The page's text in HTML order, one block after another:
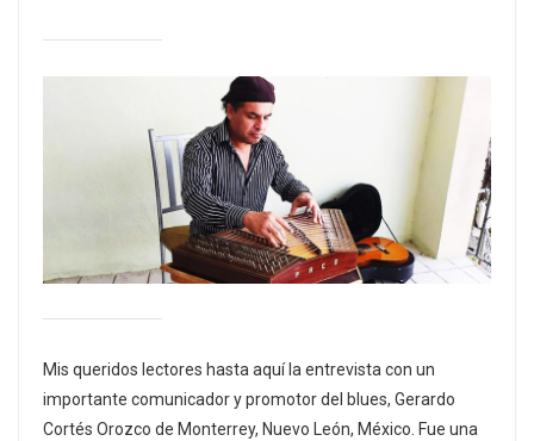
Mis queridos lectores hasta aquí la entrevista con un
importante comunicador y promotor del blues, Gerardo
Cortés Orozco de Monterrey, Nuevo León, México. Fue una